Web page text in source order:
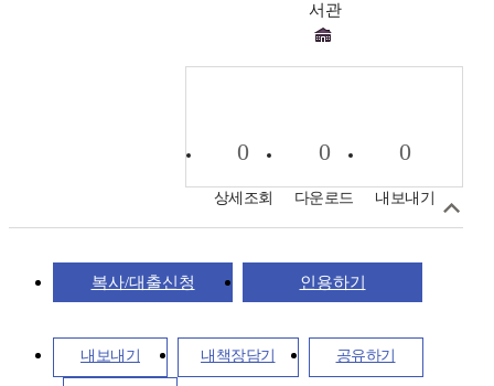
서관
0
상세조회
0
다운로드
0
내보내기
복사/대출신청 인용하기
내보내기 내책장담기 공유하기